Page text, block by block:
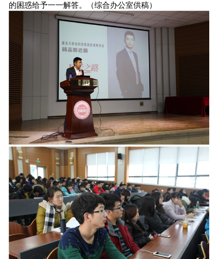
的困惑给予一一解答。（综合办公室供稿）